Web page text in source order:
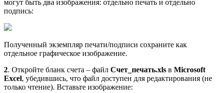
могут быть два изображения: отдельно печать и отдельно
подпись:
Полученный экземпляр печати/подписи сохраните как
отдельное графическое изображение.
2. Откройте бланк счета – файл Счет_печать.xls в Microsoft
Excel, убедившись, что файл доступен для редактирования (не
только чтение). Вставьте изображение: